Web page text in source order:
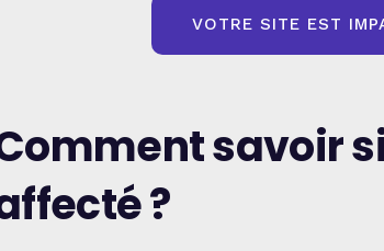
VOTRE SITE EST
savoir
?